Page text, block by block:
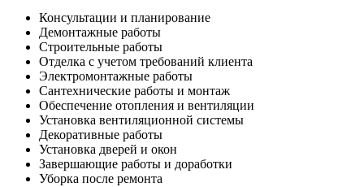
Консультации и планирование
Демонтажные работы
Строительные работы
Отделка с учетом требований клиента
Электромонтажные работы
Сантехнические работы и монтаж
Обеспечение отопления и вентиляции
Установка вентиляционной системы
Декоративные работы
Установка дверей и окон
Завершающие работы и доработки
Уборка после ремонта